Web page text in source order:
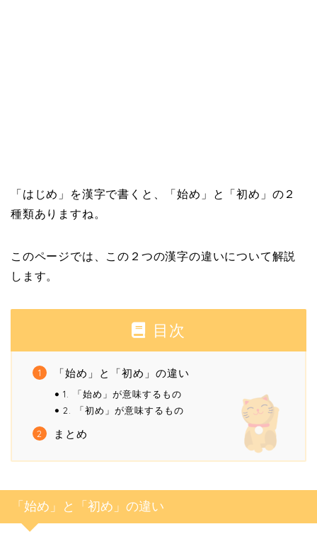
「はじめ」を漢字で書くと、「始め」と「初め」の２
種類ありますね。
このページでは、この２つの漢字の違いについて解説
します。
目次
「始め」と「初め」の違い
1. 「始め」が意味するもの
2. 「初め」が意味するもの
まとめ
「始め」と「初め」の違い